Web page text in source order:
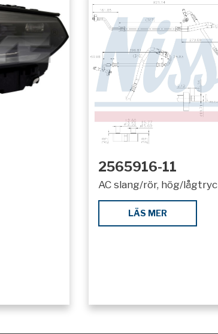
2565916-11
AC slang/rör, hög/lågtryc
LÄS MER